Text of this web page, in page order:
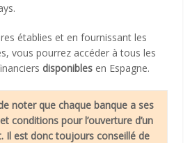
établies et en fournissant les
vous pourrez accéder à tous les
disponibles en Espagne.
noter que chaque banque a ses
conditions pour l’ouverture d’un
Il est donc toujours conseillé de